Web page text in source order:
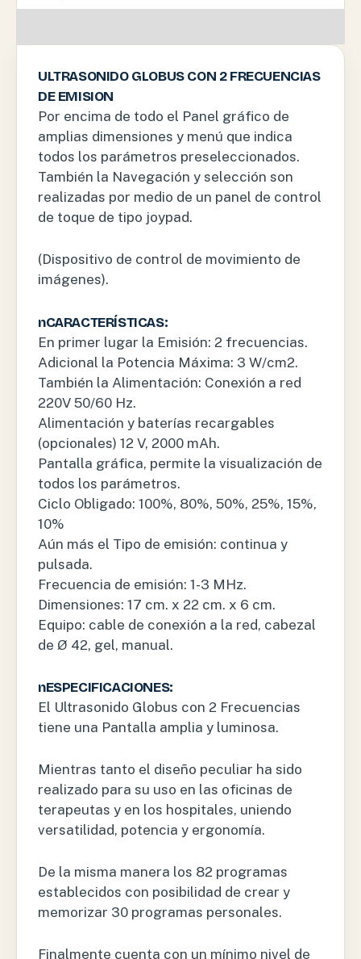
ULTRASONIDO GLOBUS CON 2 FRECUENCIAS
DE EMISION
Por encima de todo el Panel gráfico de
amplias dimensiones y menú que indica
todos los parámetros preseleccionados.
También la Navegación y selección son
realizadas por medio de un panel de control
de toque de tipo joypad.
(Dispositivo de control de movimiento de
imágenes).
nCARACTERÍSTICAS:
En primer lugar la Emisión: 2 frecuencias.
Adicional la Potencia Máxima: 3 W/cm2.
También la Alimentación: Conexión a red
220V 50/60 Hz.
Alimentación y baterías recargables
(opcionales) 12 V, 2000 mAh.
Pantalla gráfica, permite la visualización de
todos los parámetros.
Ciclo Obligado: 100%, 80%, 50%, 25%, 15%,
10%
Aún más el Tipo de emisión: continua y
pulsada.
Frecuencia de emisión: 1-3 MHz.
Dimensiones: 17 cm. x 22 cm. x 6 cm.
Equipo: cable de conexión a la red, cabezal
de Ø 42, gel, manual.
nESPECIFICACIONES:
El Ultrasonido Globus con 2 Frecuencias
tiene una Pantalla amplia y luminosa.
Mientras tanto el diseño peculiar ha sido
realizado para su uso en las oficinas de
terapeutas y en los hospitales, uniendo
versatilidad, potencia y ergonomía.
De la misma manera los 82 programas
establecidos con posibilidad de crear y
memorizar 30 programas personales.
Finalmente cuenta con un mínimo nivel de